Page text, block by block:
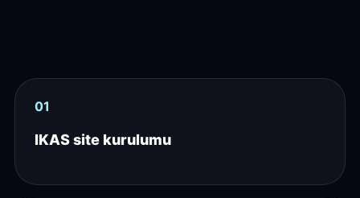
01
IKAS site kurulumu